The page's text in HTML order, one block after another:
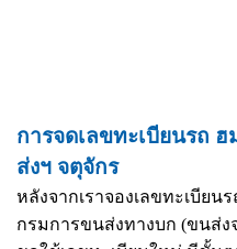
การจดเลขทะเบียนรถ ฮ
ส่งฯ จตุจักร
หลังจากเราจองเลขทะเบียน
กรมการขนส่งทางบก (ขนส่ง